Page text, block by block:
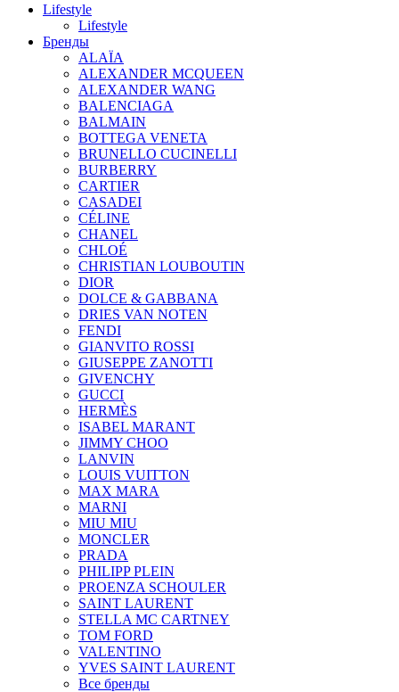
Lifestyle
Lifestyle
Бренды
ALAÏA
ALEXANDER MCQUEEN
ALEXANDER WANG
BALENCIAGA
BALMAIN
BOTTEGA VENETA
BRUNELLO CUCINELLI
BURBERRY
CARTIER
CASADEI
CÉLINE
CHANEL
CHLOÉ
CHRISTIAN LOUBOUTIN
DIOR
DOLCE & GABBANA
DRIES VAN NOTEN
FENDI
GIANVITO ROSSI
GIUSEPPE ZANOTTI
GIVENCHY
GUCCI
HERMÈS
ISABEL MARANT
JIMMY CHOO
LANVIN
LOUIS VUITTON
MAX MARA
MARNI
MIU MIU
MONCLER
PRADA
PHILIPP PLEIN
PROENZA SCHOULER
SAINT LAURENT
STELLA MC CARTNEY
TOM FORD
VALENTINO
YVES SAINT LAURENT
Все бренды